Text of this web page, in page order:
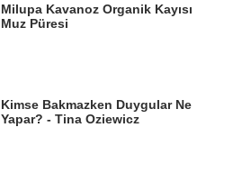
Milupa Kavanoz Organik Kayısı
Muz Püresi
Kimse Bakmazken Duygular Ne
Yapar? - Tina Oziewicz